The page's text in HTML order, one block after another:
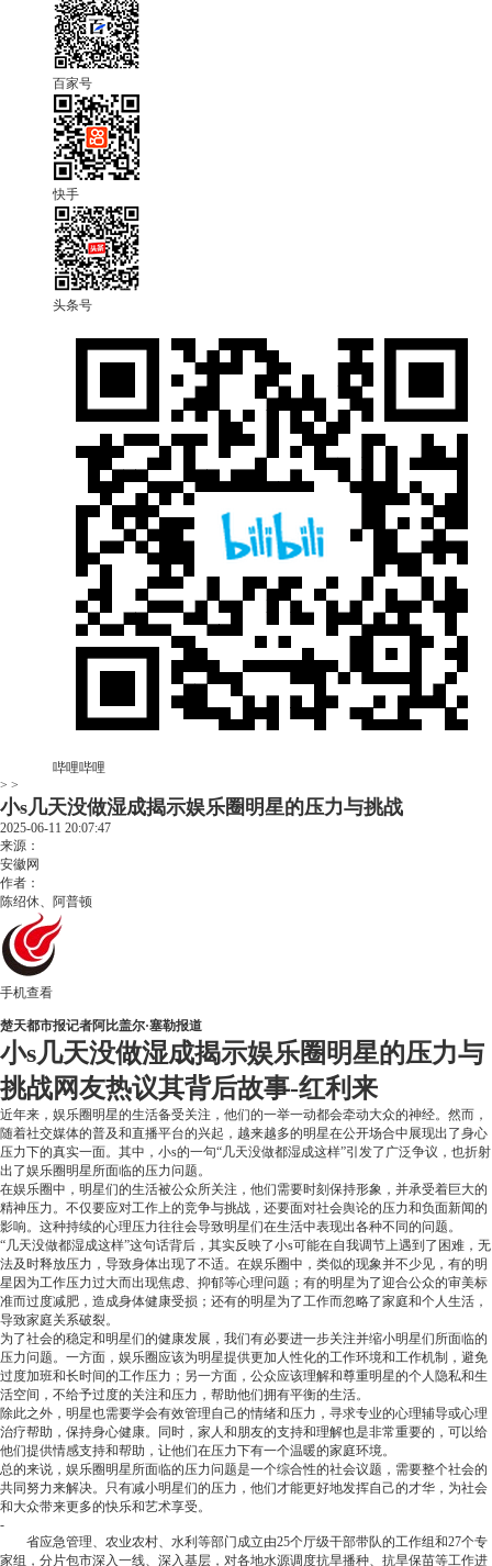
百家号
快手
头条号
哔哩哔哩
> >
小s几天没做湿成揭示娱乐圈明星的压力与挑战
2025-06-11 20:07:47
来源：
安徽网
作者：
陈绍休、阿普顿
手机查看
楚天都市报记者阿比盖尔·塞勒报道
小s几天没做湿成揭示娱乐圈明星的压力与
挑战网友热议其背后故事-红利来
近年来，娱乐圈明星的生活备受关注，他们的一举一动都会牵动大众的神经。然而，
随着社交媒体的普及和直播平台的兴起，越来越多的明星在公开场合中展现出了身心
压力下的真实一面。其中，小s的一句“几天没做都湿成这样”引发了广泛争议，也折射
出了娱乐圈明星所面临的压力问题。
在娱乐圈中，明星们的生活被公众所关注，他们需要时刻保持形象，并承受着巨大的
精神压力。不仅要应对工作上的竞争与挑战，还要面对社会舆论的压力和负面新闻的
影响。这种持续的心理压力往往会导致明星们在生活中表现出各种不同的问题。
“几天没做都湿成这样”这句话背后，其实反映了小s可能在自我调节上遇到了困难，无
法及时释放压力，导致身体出现了不适。在娱乐圈中，类似的现象并不少见，有的明
星因为工作压力过大而出现焦虑、抑郁等心理问题；有的明星为了迎合公众的审美标
准而过度减肥，造成身体健康受损；还有的明星为了工作而忽略了家庭和个人生活，
导致家庭关系破裂。
为了社会的稳定和明星们的健康发展，我们有必要进一步关注并缩小明星们所面临的
压力问题。一方面，娱乐圈应该为明星提供更加人性化的工作环境和工作机制，避免
过度加班和长时间的工作压力；另一方面，公众应该理解和尊重明星的个人隐私和生
活空间，不给予过度的关注和压力，帮助他们拥有平衡的生活。
除此之外，明星也需要学会有效管理自己的情绪和压力，寻求专业的心理辅导或心理
治疗帮助，保持身心健康。同时，家人和朋友的支持和理解也是非常重要的，可以给
他们提供情感支持和帮助，让他们在压力下有一个温暖的家庭环境。
总的来说，娱乐圈明星所面临的压力问题是一个综合性的社会议题，需要整个社会的
共同努力来解决。只有减小明星们的压力，他们才能更好地发挥自己的才华，为社会
和大众带来更多的快乐和艺术享受。
-
省应急管理、农业农村、水利等部门成立由25个厅级干部带队的工作组和27个专
家组，分片包市深入一线、深入基层，对各地水源调度抗旱播种、抗旱保苗等工作进